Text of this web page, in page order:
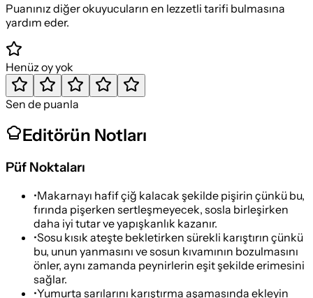
Puanınız diğer okuyucuların en lezzetli tarifi bulmasına
yardım eder.
Henüz oy yok
Sen de puanla
Editörün Notları
Püf Noktaları
•Makarnayı hafif çiğ kalacak şekilde pişirin çünkü bu,
fırında pişerken sertleşmeyecek, sosla birleşirken
daha iyi tutar ve yapışkanlık kazanır.
•Sosu kısık ateşte bekletirken sürekli karıştırın çünkü
bu, unun yanmasını ve sosun kıvamının bozulmasını
önler, aynı zamanda peynirlerin eşit şekilde erimesini
sağlar.
•Yumurta sarılarını karıştırma aşamasında ekleyin